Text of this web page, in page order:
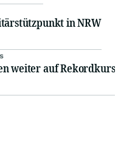
in NRW
weiter auf Rekordkurs